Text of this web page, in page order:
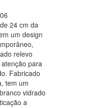
24 cm da
um design
relevo
para
Fabricado
tem um
vidrado
a